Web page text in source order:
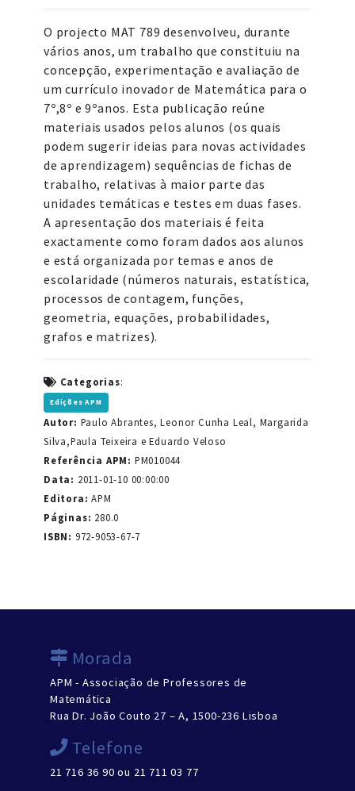
O projecto MAT 789 desenvolveu, durante
vários anos, um trabalho que constituiu na
concepção, experimentação e avaliação de
um currículo inovador de Matemática para o
7º,8º e 9ºanos. Esta publicação reúne
materiais usados pelos alunos (os quais
podem sugerir ideias para novas actividades
de aprendizagem) sequências de fichas de
trabalho, relativas à maior parte das
unidades temáticas e testes em duas fases.
A apresentação dos materiais é feita
exactamente como foram dados aos alunos
e está organizada por temas e anos de
escolaridade (números naturais, estatística,
processos de contagem, funções,
geometria, equações, probabilidades,
grafos e matrizes).
Categorias:
Edições APM
Autor: Paulo Abrantes, Leonor Cunha Leal, Margarida
Silva,Paula Teixeira e Eduardo Veloso
Referência APM: PM010044
Data: 2011-01-10 00:00:00
Editora: APM
Páginas: 280.0
ISBN: 972-9053-67-7
Morada
APM - Associação de Professores de
Matemática
Rua Dr. João Couto 27 – A, 1500-236 Lisboa
Telefone
21 716 36 90 ou 21 711 03 77